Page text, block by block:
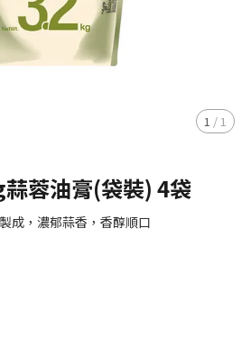
1 / 1
蒜蓉油膏(袋裝) 4袋
成，濃郁蒜香，香醇順口